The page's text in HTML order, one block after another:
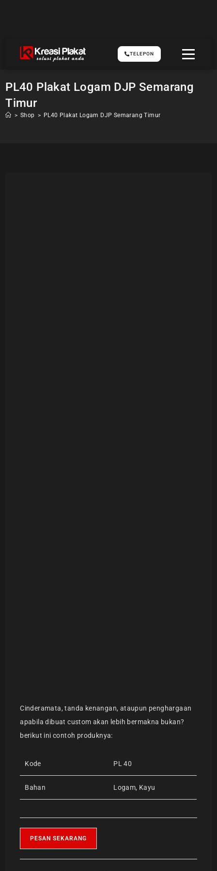
TELEPON
PL40 Plakat Logam DJP Semarang
Timur
> Shop > PL40 Plakat Logam DJP Semarang Timur
Cinderamata, tanda kenangan, ataupun penghargaan
apabila dibuat custom akan lebih bermakna bukan?
berikut ini contoh produknya:
Kode PL 40
Bahan Logam, Kayu
PESAN SEKARANG